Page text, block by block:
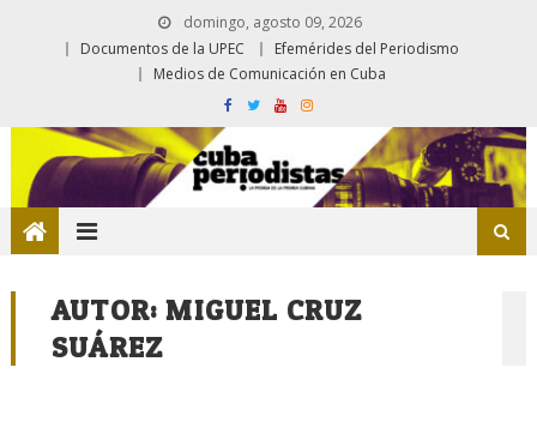
domingo, agosto 09, 2026
Documentos de la UPEC
Efemérides del Periodismo
Medios de Comunicación en Cuba
AUTOR:MIGUEL CRUZ
SUÁREZ